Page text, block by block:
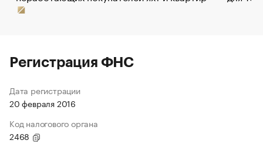
Регистрация ФНС
Дата регистрации
20 февраля 2016
Код налогового органа
2468